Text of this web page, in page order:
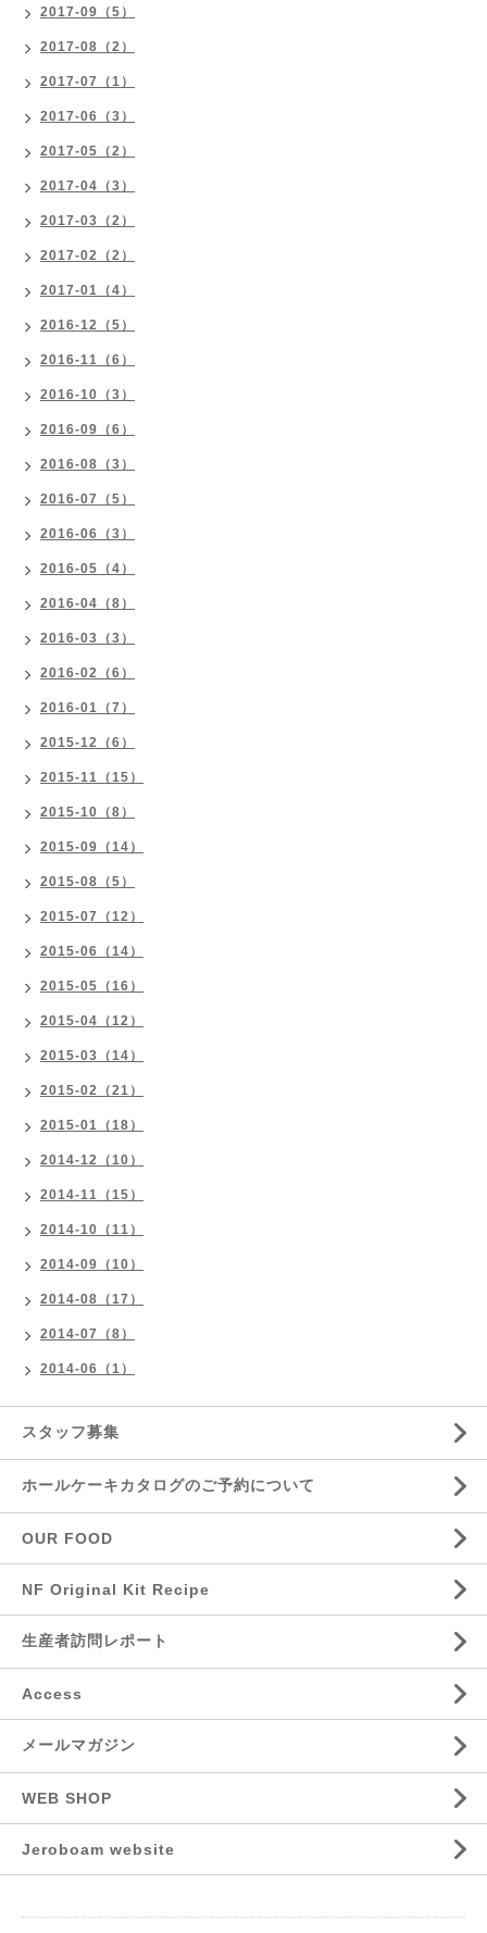
2017-09（5）
2017-08（2）
2017-07（1）
2017-06（3）
2017-05（2）
2017-04（3）
2017-03（2）
2017-02（2）
2017-01（4）
2016-12（5）
2016-11（6）
2016-10（3）
2016-09（6）
2016-08（3）
2016-07（5）
2016-06（3）
2016-05（4）
2016-04（8）
2016-03（3）
2016-02（6）
2016-01（7）
2015-12（6）
2015-11（15）
2015-10（8）
2015-09（14）
2015-08（5）
2015-07（12）
2015-06（14）
2015-05（16）
2015-04（12）
2015-03（14）
2015-02（21）
2015-01（18）
2014-12（10）
2014-11（15）
2014-10（11）
2014-09（10）
2014-08（17）
2014-07（8）
2014-06（1）
スタッフ募集
ホールケーキカタログのご予約について
OUR FOOD
NF Original Kit Recipe
生産者訪問レポート
Access
メールマガジン
WEB SHOP
Jeroboam website